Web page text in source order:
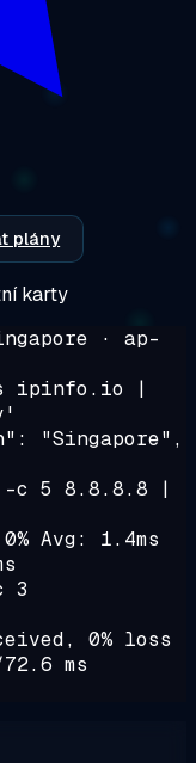
plány
karty
· ap-
ipinfo.io |
"Singapore",
c 5 8.8.8.8 |
Avg: 1.4ms
3
0% loss
ms